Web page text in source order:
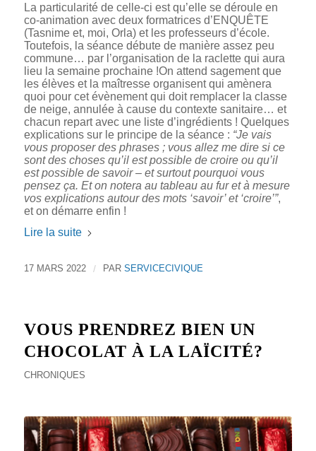
La particularité de celle-ci est qu’elle se déroule en
co-animation avec deux formatrices d’ENQUÊTE
(Tasnime et, moi, Orla) et les professeurs d’école.
Toutefois, la séance débute de manière assez peu
commune… par l’organisation de la raclette qui aura
lieu la semaine prochaine !On attend sagement que
les élèves et la maîtresse organisent qui amènera
quoi pour cet évènement qui doit remplacer la classe
de neige, annulée à cause du contexte sanitaire… et
chacun repart avec une liste d’ingrédients ! Quelques
explications sur le principe de la séance : “Je vais
vous proposer des phrases ; vous allez me dire si ce
sont des choses qu’il est possible de croire ou qu’il
est possible de savoir – et surtout pourquoi vous
pensez ça. Et on notera au tableau au fur et à mesure
vos explications autour des mots ‘savoir’ et ‘croire’”,
et on démarre enfin !
Lire la suite
17 MARS 2022 / PAR SERVICECIVIQUE
VOUS PRENDREZ BIEN UN
CHOCOLAT À LA LAÏCITÉ?
CHRONIQUES